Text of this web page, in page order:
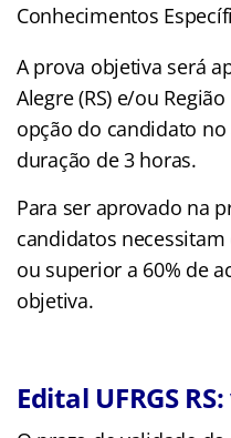
Conhecimentos
A prova objetiva será
Alegre (RS) e/ou
opção do candidato
duração de 3 horas.
Para ser aprovado na
candidatos
ou superior a 60% de
objetiva.
Edital UFRGS